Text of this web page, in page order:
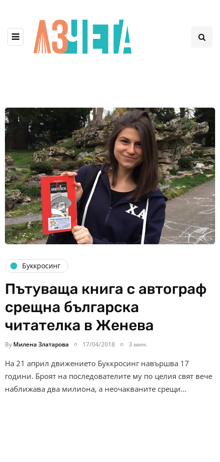
Буккросинг
Пътуваща книга с автограф
срещна българска
читателка в Женева
By Милена Златарова 17/04/2018 3 мин.
На 21 април движението Буккросинг навършва 17
години. Броят на последователите му по целия свят вече
наближава два милиона, а неочакваните срещи…